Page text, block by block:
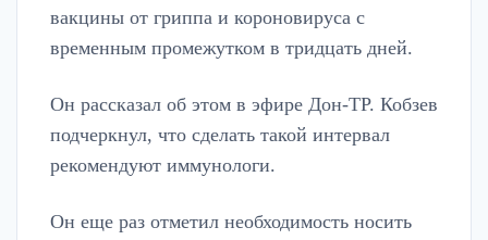
вакцины от гриппа и короновируса с
временным промежутком в тридцать дней.
Он рассказал об этом в эфире Дон-ТР. Кобзев
подчеркнул, что сделать такой интервал
рекомендуют иммунологи.
Он еще раз отметил необходимость носить